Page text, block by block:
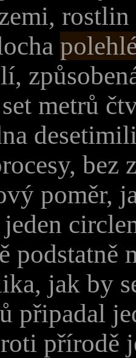
rostlin
metrů
bez
poměr,
jak by
připadal
přírodě